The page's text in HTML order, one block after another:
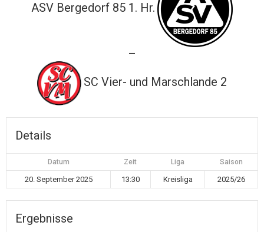
ASV Bergedorf 85 1. Hr.
—
SC Vier- und Marschlande 2
Details
Datum Zeit Liga Saison
20. September 2025 13:30 Kreisliga 2025/26
Ergebnisse